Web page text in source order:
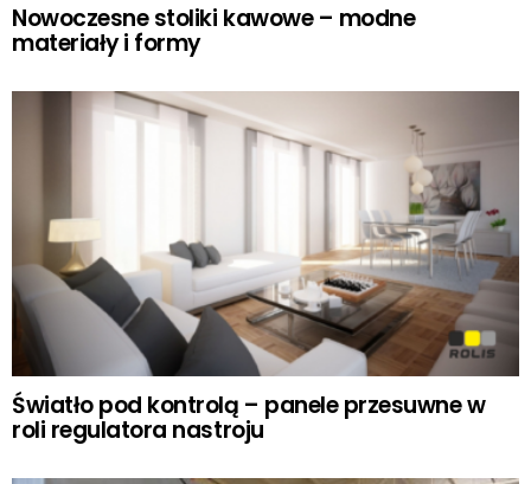
Nowoczesne stoliki kawowe – modne
materiały i formy
Światło pod kontrolą – panele przesuwne w
roli regulatora nastroju